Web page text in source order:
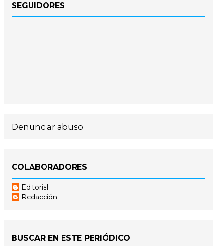
SEGUIDORES
Denunciar abuso
COLABORADORES
Editorial
Redacción
BUSCAR EN ESTE PERIÓDICO